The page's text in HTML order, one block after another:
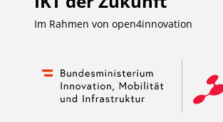
Im Rahmen von open4innovation